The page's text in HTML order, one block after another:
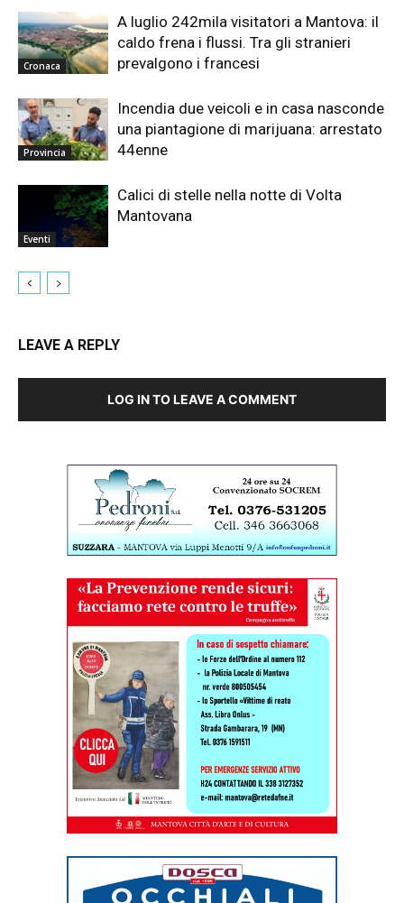
Cronaca
A luglio 242mila visitatori a Mantova: il
caldo frena i flussi. Tra gli stranieri
prevalgono i francesi
Provincia
Incendia due veicoli e in casa nasconde
una piantagione di marijuana: arrestato
44enne
Eventi
Calici di stelle nella notte di Volta
Mantovana
LEAVE A REPLY
LOG IN TO LEAVE A COMMENT